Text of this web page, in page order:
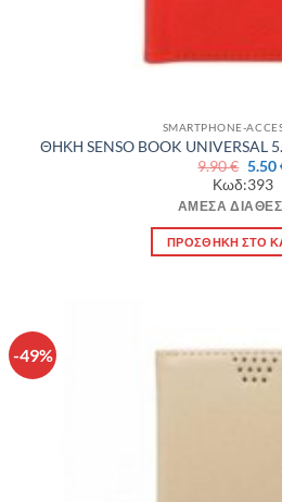
SMARTPHONE-
ΘΗΚΗ SENSO BOOK UNIVERSAL
9.90€
price
was:
9.90
5.50
Κωδ:393
ΆΜΕΣΑ
ΠΡΟΣΘΉΚΗ ΣΤΟ
-49%